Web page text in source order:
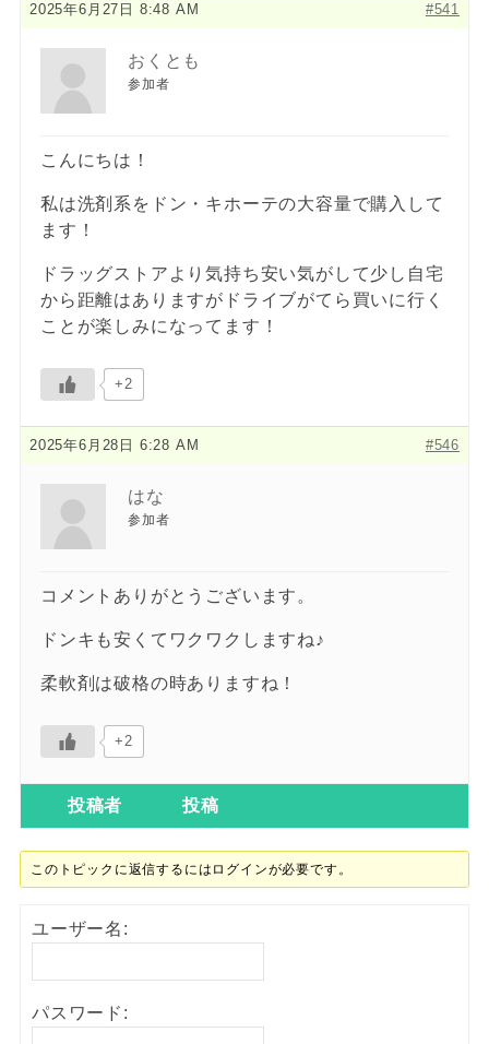
2025年6月27日 8:48 AM #541
おくとも
参加者
こんにちは！
私は洗剤系をドン・キホーテの大容量で購入して
ます！
ドラッグストアより気持ち安い気がして少し自宅
から距離はありますがドライブがてら買いに行く
ことが楽しみになってます！
+2
2025年6月28日 6:28 AM #546
はな
参加者
コメントありがとうございます。
ドンキも安くてワクワクしますね♪
柔軟剤は破格の時ありますね！
+2
投稿者 投稿
このトピックに返信するにはログインが必要です。
ユーザー名:
パスワード: